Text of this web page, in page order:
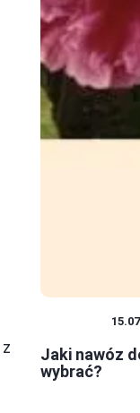
Jaki nawóz
wybrać?